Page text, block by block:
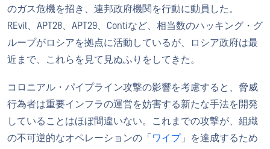
のガス危機を招き、連邦政府機関を行動に動員した。
REvil、APT28、APT29、Contiなど、相当数のハッキング・グ
ループがロシアを拠点に活動しているが、ロシア政府は最
近まで、これらを見て見ぬふりをしてきた。
コロニアル・パイプライン攻撃の影響を考慮すると、脅威
行為者は重要インフラの運営を妨害する新たな手法を開発
していることはほぼ間違いない。これまでの攻撃が、組織
の不可逆的なオペレーションの「 ワイプ 」を達成するため